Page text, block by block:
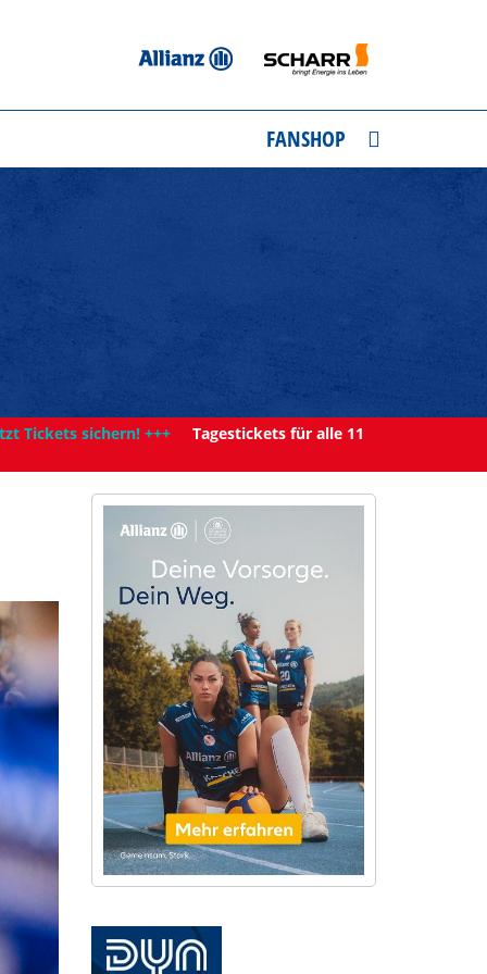
FANSHOP
Tickets sichern! +++ Tagestickets für alle 11